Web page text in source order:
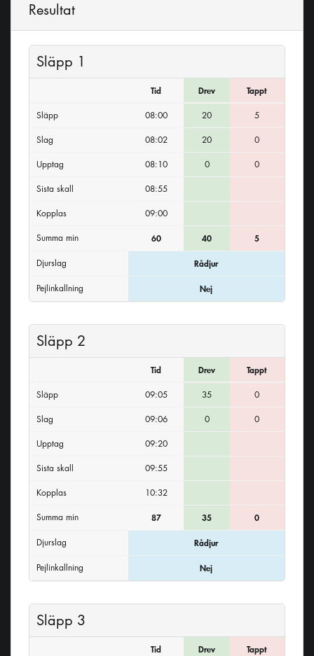
Resultat
Släpp 1
Tid Drev Tappt
Släpp 08:00 20 5
Slag 08:02 20 0
Upptag 08:10 0 0
Sista skall 08:55
Kopplas 09:00
Summa min 60 40 5
Djurslag Rådjur
Pejlinkallning Nej
Släpp 2
Tid Drev Tappt
Släpp 09:05 35 0
Slag 09:06 0 0
Upptag 09:20
Sista skall 09:55
Kopplas 10:32
Summa min 87 35 0
Djurslag Rådjur
Pejlinkallning Nej
Släpp 3
Tid Drev Tappt